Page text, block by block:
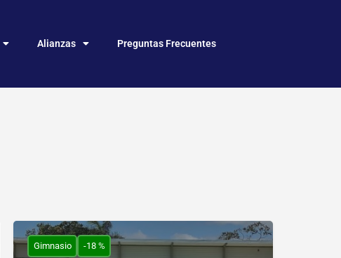
Alianzas Preguntas Frecuentes
Gimnasio -18 %